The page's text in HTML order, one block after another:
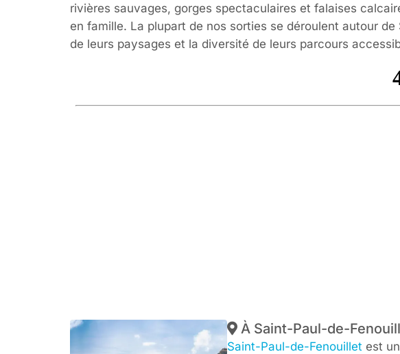
rivières sauvages, gorges spectaculaires et falaises
en famille. La plupart de nos sorties se déroulent autour
de leurs paysages et la diversité de leurs parcours
À Saint-Paul-de-
Saint-Paul-de-Fenouillet est